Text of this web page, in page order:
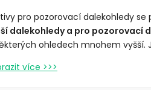
pro pozorovací dalekohledy se
dalekohledy a pro pozorovací
ohledech mnohem vyšší.